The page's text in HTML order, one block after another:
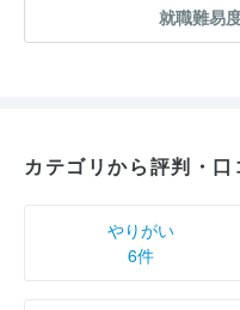
就職難易
カテゴリから評判・
やりがい
6件